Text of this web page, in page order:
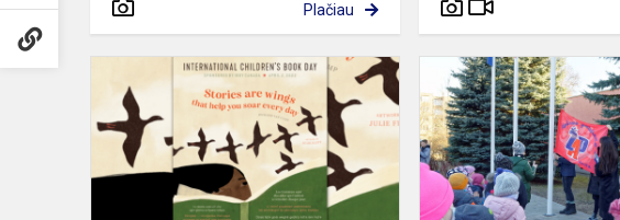
Plačiau
Tarptautinė
vaikų
knygos
diena